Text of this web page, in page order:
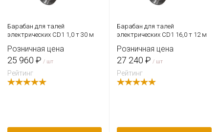
Барабан для талей
электрических CD1 1,0 т 30 м
Розничная цена
25 960 ₽ / шт
Рейтинг
Барабан для талей
электрических CD1 16,0 т 12 м
Розничная цена
27 240 ₽ / шт
Рейтинг